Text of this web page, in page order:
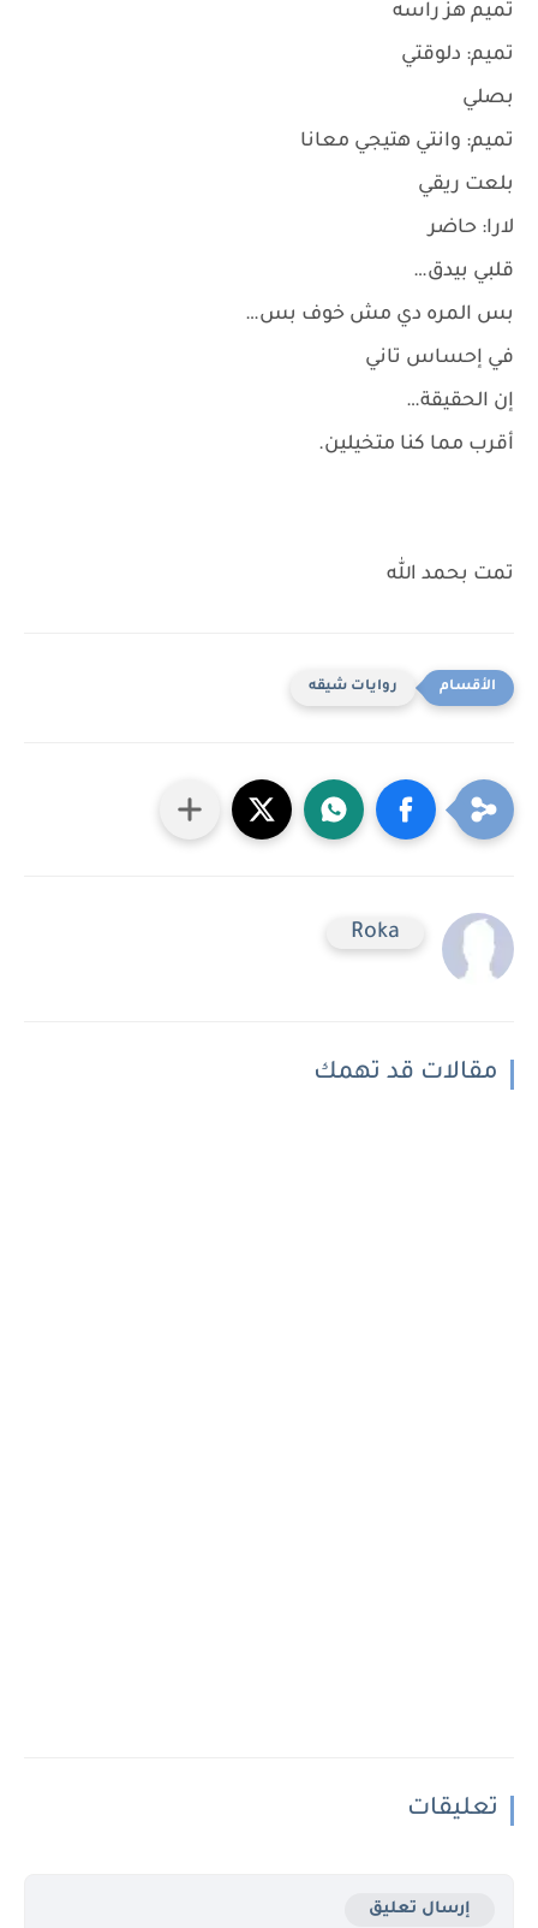
تميم هز راسه
تميم: دلوقتي
بصلي
تميم: وانتي هتيجي معانا
بلعت ريقي
لارا: حاضر
قلبي بيدق…
بس المره دي مش خوف بس…
في إحساس تاني
إن الحقيقة…
أقرب مما كنا متخيلين.
تمت بحمد الله
روايات شيقه
Roka
مقالات قد تهمك
تعليقات
إرسال تعليق